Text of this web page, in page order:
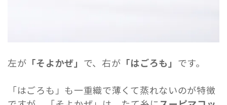
左が 「そよかぜ」 で、右が 「はごろも」 です。
「はごろも」も一重織で薄くて蒸れないのが特徴